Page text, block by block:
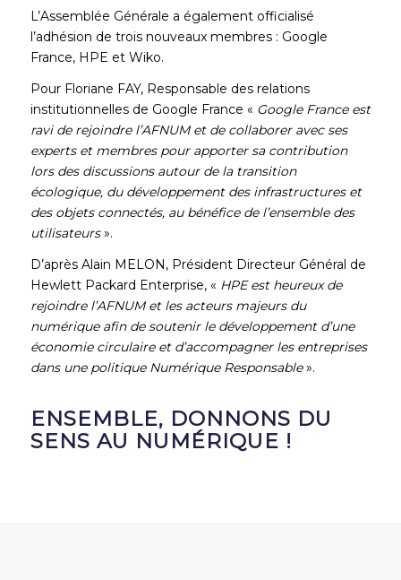
L’Assemblée Générale a également officialisé
l’adhésion de trois nouveaux membres : Google
France, HPE et Wiko.
Pour Floriane FAY, Responsable des relations
institutionnelles de Google France « Google France est
ravi de rejoindre l’AFNUM et de collaborer avec ses
experts et membres pour apporter sa contribution
lors des discussions autour de la transition
écologique, du développement des infrastructures et
des objets connectés, au bénéfice de l’ensemble des
utilisateurs».
D’après Alain MELON, Président Directeur Général de
Hewlett Packard Enterprise, « HPE est heureux de
rejoindre l’AFNUM et les acteurs majeurs du
numérique afin de soutenir le développement d’une
économie circulaire et d’accompagner les entreprises
dans une politique Numérique Responsable».
ENSEMBLE, DONNONS DU
SENS AU NUMÉRIQUE !